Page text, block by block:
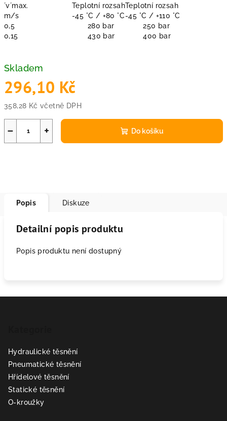
´v´max.
Teplotní rozsahTeplotní rozsah
m/s
-45 °C / +80 °C-45 °C / +110 °C
0,5
280 bar
250 bar
0,15
430 bar 400 bar
Skladem
296,10 Kč
358,28 Kč včetně DPH
+
− Do košíku
Popis Diskuze
Detailní popis produktu
Popis produktu není dostupný
Hydraulické těsnění
Pneumatické těsnění
Hřídelové těsnění
Statické těsnění
O-kroužky